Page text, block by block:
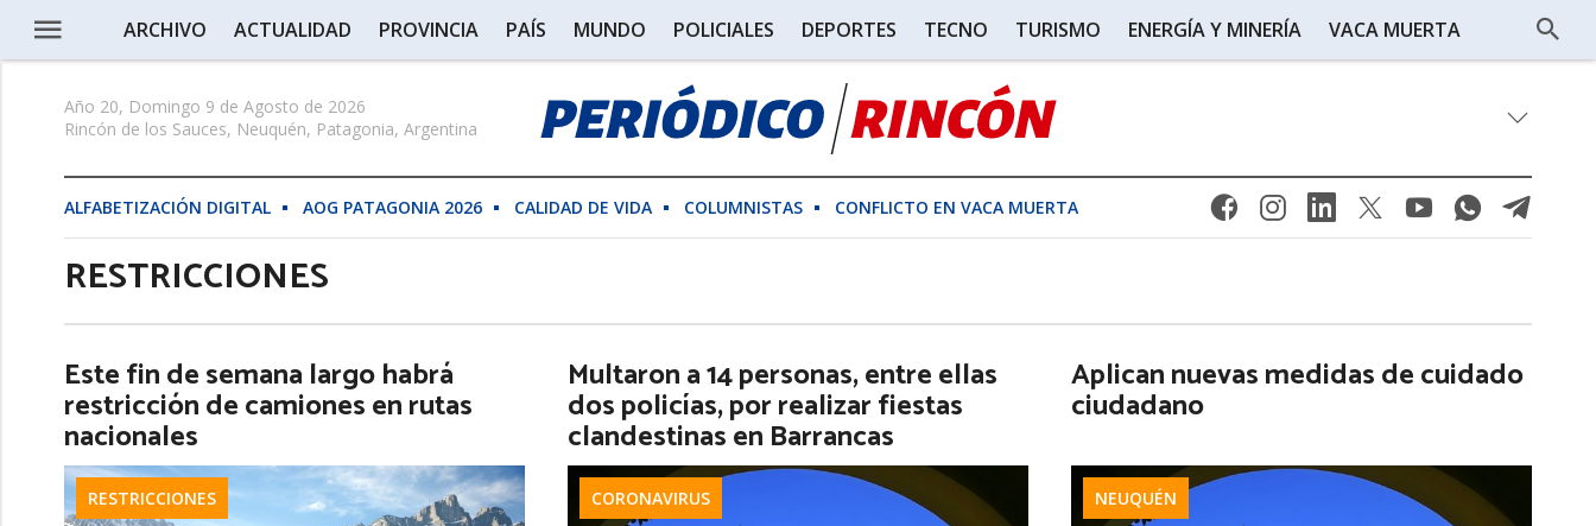
ARCHIVO ACTUALIDAD PROVINCIA PAÍS MUNDO POLICIALES DEPORTES TECNO TURISMO ENERGÍA Y MINERÍA VACA MUERTA
Año 20, Domingo 9 de Agosto de 2026
Rincón de los Sauces, Neuquén, Patagonia, Argentina
ALFABETIZACIÓN DIGITAL AOG PATAGONIA 2026 CALIDAD DE VIDA COLUMNISTAS CONFLICTO EN VACA MUERTA
RESTRICCIONES
Este fin de semana largo habrá
restricción de camiones en rutas
nacionales
RESTRICCIONES
Multaron a 14 personas, entre ellas
dos policías, por realizar fiestas
clandestinas en Barrancas
CORONAVIRUS
Aplican nuevas medidas de cuidado
ciudadano
NEUQUÉN